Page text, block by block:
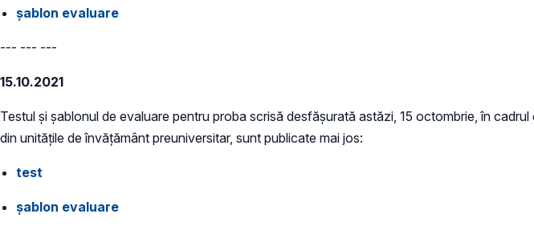
șablon evaluare
--- --- ---
15.10.2021
Testul și șablonul de evaluare pentru proba scrisă desfășurată astăzi, 15 octombrie, în
din unitățile de învățământ preuniversitar, sunt publicate mai jos:
test
șablon evaluare